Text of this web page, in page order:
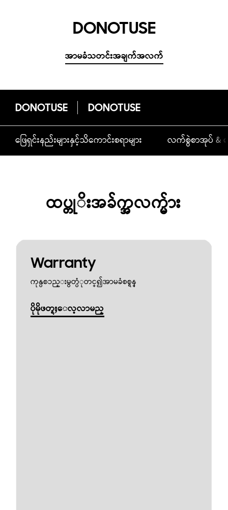
DONOTUSE
အာမခံသတင်းအချက်အလက်
DONOTUSE DONOTUSE
ဖြေရှင်းနည်းများနှင့်သိကောင်းစရာများ လက်စွဲစာအုပ် & ဒ
ထပ္တုိးအခ်က္အလက္မ်ား
Warranty
ကုန္ပစၥည္းမွတ္ပံုတင္၍အာမခံစစ္ရန္
ပိုမိုဖတ္ရႈေလ့လာမည္